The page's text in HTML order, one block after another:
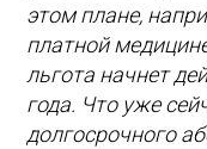
этом плане,
платной
льгота начнет
года. Что уже
долгосрочного